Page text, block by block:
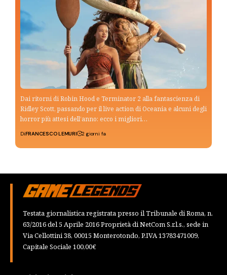
Dai ritorni di Robin Hood e Terminator 2 alla fantascienza di
Ridley Scott, passando per il live action di Oceania e alcuni degli
horror più attesi dell’anno: ecco i migliori…
DiFRANCESCO LEMURI 2 giorni fa
Testata giornalistica registrata presso il Tribunale di Roma, n.
63/2016 del 5 Aprile 2016 Proprietà di NetCom S.r.l.s., sede in
Via Cellottini 38, 00015 Monterotondo, P.IVA 13783471009,
Capitale Sociale 100,00€